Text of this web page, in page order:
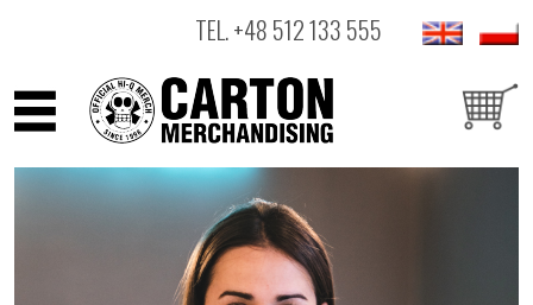
TEL.+48 512 133 555
ARTYŚCI
PRODUKTY